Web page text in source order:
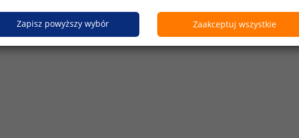
Zapisz powyższy wybór Zaakceptuj wszystkie